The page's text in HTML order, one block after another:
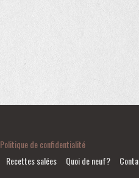
Politique de confidentialité
Recettes salées Quoi de neuf?